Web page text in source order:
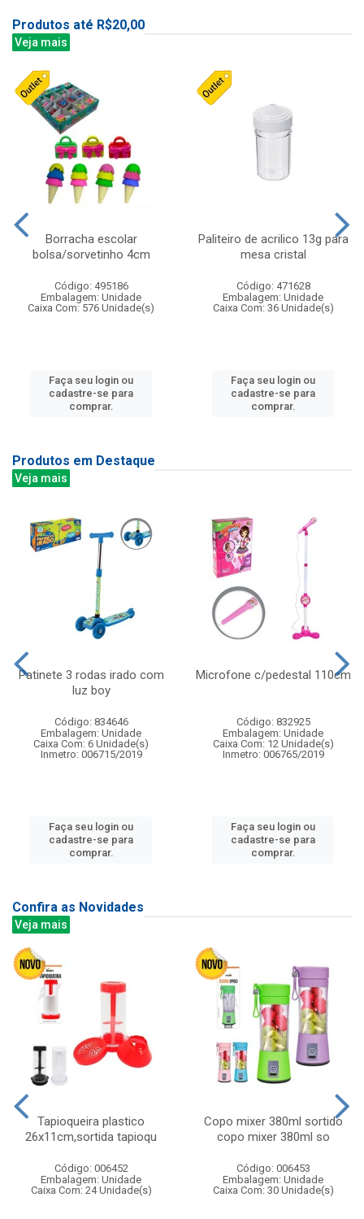
Produtos até R$20,00
Veja mais
Borracha escolar
bolsa/sorvetinho 4cm
Código: 495186
Embalagem: Unidade
Caixa Com: 576 Unidade(s)
Faça seu login ou
cadastre-se para
comprar.
Paliteiro de acrilico 13g para
mesa cristal
Código: 471628
Embalagem: Unidade
Caixa Com: 36 Unidade(s)
Faça seu login ou
cadastre-se para
comprar.
Produtos em Destaque
Veja mais
Patinete 3 rodas irado com
luz boy
Código: 834646
Embalagem: Unidade
Caixa Com: 6 Unidade(s)
Inmetro: 006715/2019
Faça seu login ou
cadastre-se para
comprar.
Microfone c/pedestal 110cm
Código: 832925
Embalagem: Unidade
Caixa Com: 12 Unidade(s)
Inmetro: 006765/2019
Faça seu login ou
cadastre-se para
comprar.
Confira as Novidades
Veja mais
Tapioqueira plastico
26x11cm,sortida tapioqu
Código: 006452
Embalagem: Unidade
Caixa Com: 24 Unidade(s)
Copo mixer 380ml sortido
copo mixer 380ml so
Código: 006453
Embalagem: Unidade
Caixa Com: 30 Unidade(s)